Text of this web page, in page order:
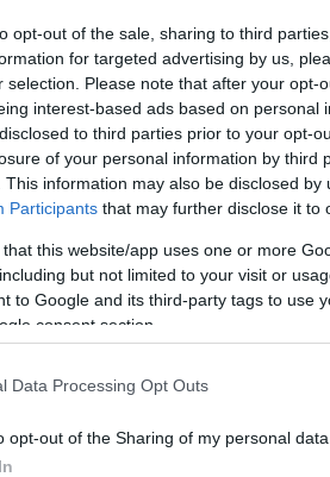
opt-out of the sale, sharing to third
for targeted advertising by us,
selection. Please note that after your opt-
interest-based ads based on personal
to third parties prior to your opt-
of your personal information by third
This information may also be disclosed
Participants that may further disclose it to
that this website/app uses one or more
but not limited to your visit or
to Google and its third-party tags to use
consent section.
Data Processing Opt Outs
opt-out of the Sharing of my personal data.
valamiért, az sosem csak egy
ami mozgásba lendítette a Pfizerért
blogbejegyzése.
TOVÁBB